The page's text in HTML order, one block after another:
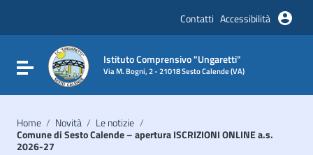
Vai al footer
Contatti Accessibilità
Attiva / disattiva la navigazione
Istituto Comprensivo "Ungaretti"
Via M. Bogni, 2 - 21018 Sesto Calende (VA)
Home / Novità / Le notizie /
Comune di Sesto Calende – apertura ISCRIZIONI ONLINE a.s.
2026-27